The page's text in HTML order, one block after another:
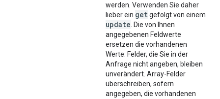
werden. Verwenden Sie daher
lieber ein getgefolgt von einem
update . Die von Ihnen
angegebenen Feldwerte
ersetzen die vorhandenen
Werte. Felder, die Sie in der
Anfrage nicht angeben, bleiben
unverändert. Array-Felder
überschreiben, sofern
angegeben, die vorhandenen